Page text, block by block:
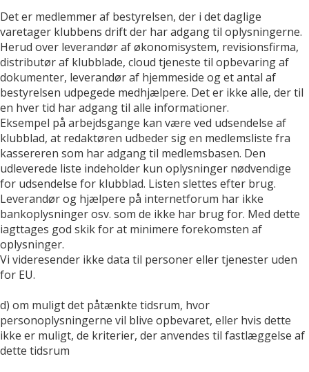
Det er medlemmer af bestyrelsen, der i det daglige
varetager klubbens drift der har adgang til oplysningerne.
Herud over leverandør af økonomisystem, revisionsfirma,
distributør af klubblade, cloud tjeneste til opbevaring af
dokumenter, leverandør af hjemmeside og et antal af
bestyrelsen udpegede medhjælpere. Det er ikke alle, der til
en hver tid har adgang til alle informationer.
Eksempel på arbejdsgange kan være ved udsendelse af
klubblad, at redaktøren udbeder sig en medlemsliste fra
kassereren som har adgang til medlemsbasen. Den
udleverede liste indeholder kun oplysninger nødvendige
for udsendelse for klubblad. Listen slettes efter brug.
Leverandør og hjælpere på internetforum har ikke
bankoplysninger osv. som de ikke har brug for. Med dette
iagttages god skik for at minimere forekomsten af
oplysninger.
Vi videresender ikke data til personer eller tjenester uden
for EU.
d) om muligt det påtænkte tidsrum, hvor
personoplysningerne vil blive opbevaret, eller hvis dette
ikke er muligt, de kriterier, der anvendes til fastlæggelse af
dette tidsrum